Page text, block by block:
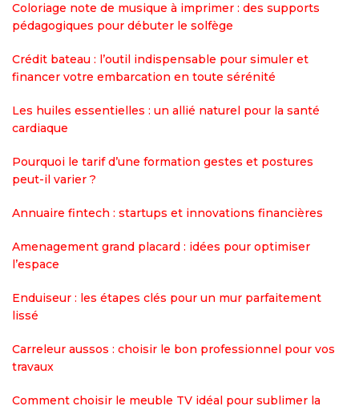
Coloriage note de musique à imprimer : des supports
pédagogiques pour débuter le solfège
Crédit bateau : l’outil indispensable pour simuler et
financer votre embarcation en toute sérénité
Les huiles essentielles : un allié naturel pour la santé
cardiaque
Pourquoi le tarif d’une formation gestes et postures
peut-il varier ?
Annuaire fintech : startups et innovations financières
Amenagement grand placard : idées pour optimiser
l’espace
Enduiseur : les étapes clés pour un mur parfaitement
lissé
Carreleur aussos : choisir le bon professionnel pour vos
travaux
Comment choisir le meuble TV idéal pour sublimer la